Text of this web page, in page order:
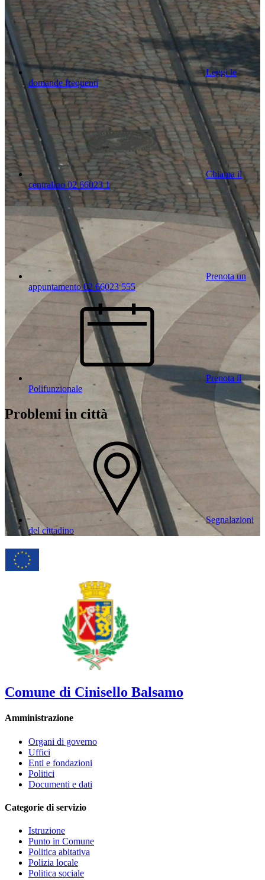
Leggi le
domande frequenti
Chiama il
centralino 02 66023 1
Prenota un
appuntamento 02 66023 555
Prenota il
Polifunzionale
Problemi in città
Segnalazioni
del cittadino
Comune di Cinisello Balsamo
Amministrazione
Organi di governo
Uffici
Enti e fondazioni
Politici
Documenti e dati
Categorie di servizio
Istruzione
Punto in Comune
Politica abitativa
Polizia locale
Politica sociale